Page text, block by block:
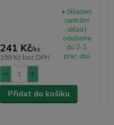
241 Kč/ks
199 Kč bez DPH
• Skladem
centrální
sklad |
odešleme
do 2-3
prac. dnů
Přidat do košíku